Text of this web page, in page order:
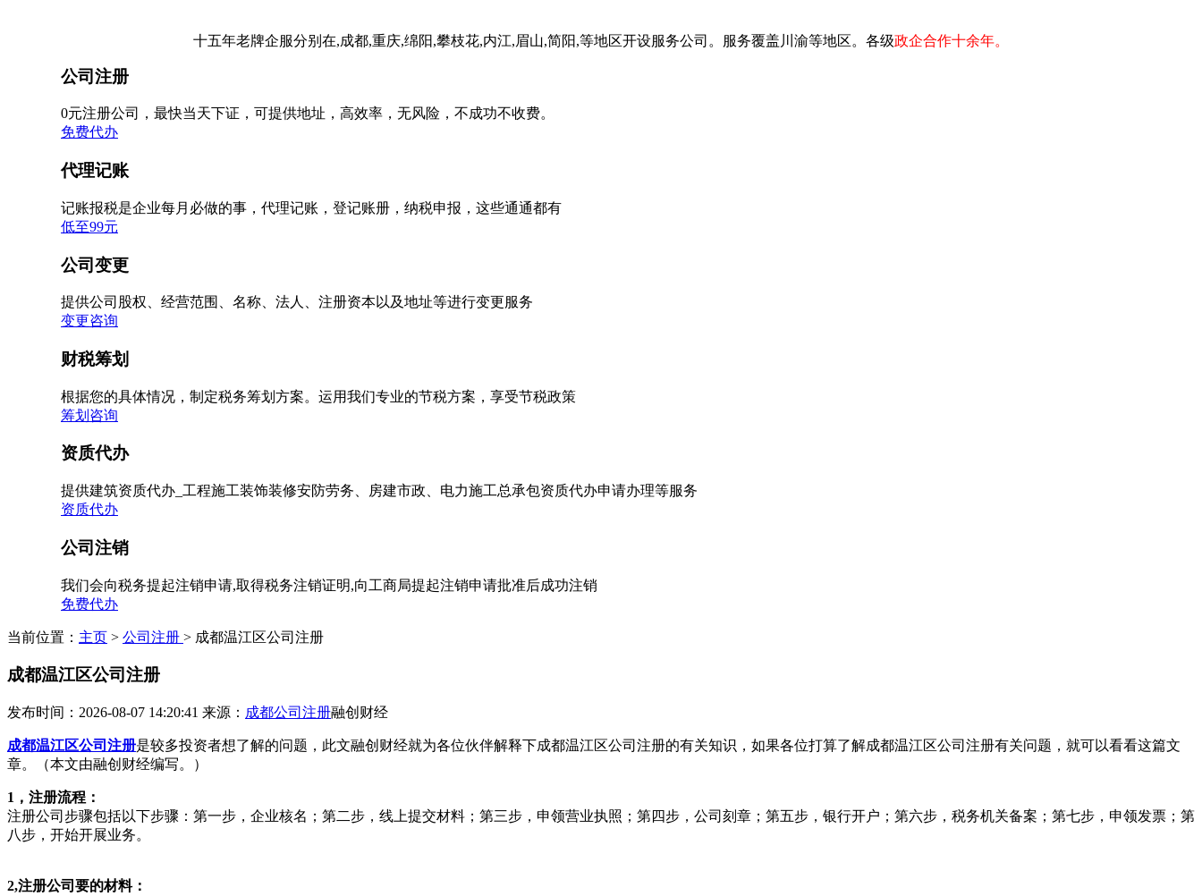
十五年老牌企服分别在,成都,重庆,绵阳,攀枝花,内江,眉山,简阳,等地区开设服务公司。服务覆盖川渝等地区。各级政企合作十余年。
公司注册
0元注册公司，最快当天下证，可提供地址，高效率，无风险，不成功不收费。
免费代办
代理记账
记账报税是企业每月必做的事，代理记账，登记账册，纳税申报，这些通通都有
低至99元
公司变更
提供公司股权、经营范围、名称、法人、注册资本以及地址等进行变更服务
变更咨询
财税筹划
根据您的具体情况，制定税务筹划方案。运用我们专业的节税方案，享受节税政策
筹划咨询
资质代办
提供建筑资质代办_工程施工装饰装修安防劳务、房建市政、电力施工总承包资质代办申请办理等服务
资质代办
公司注销
我们会向税务提起注销申请,取得税务注销证明,向工商局提起注销申请批准后成功注销
免费代办
当前位置： 主页 > 公司注册 > 成都温江区公司注册
成都温江区公司注册
发布时间：2026-08-07 14:20:41 来源： 成都公司注册融创财经
成都温江区公司注册是较多投资者想了解的问题，此文融创财经就为各位伙伴解释下成都温江区公司注册的有关知识，如果各位打算了解成都温江区公司注册有关问题，就可以看看这篇文
章。（本文由融创财经编写。）
1，注册流程：
注册公司步骤包括以下步骤：第一步，企业核名；第二步，线上提交材料；第三步，申领营业执照；第四步，公司刻章；第五步，银行开户；第六步，税务机关备案；第七步，申领发票；第
八步，开始开展业务。
2,注册公司要的材料：